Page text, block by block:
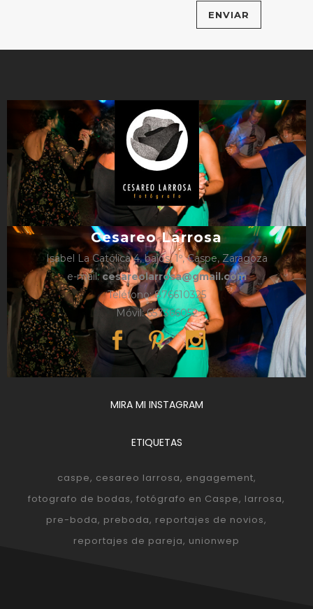
Cesareo Larrosa
Isabel La Católica 4, bajos, 1º, Caspe, Zaragoza
e-mail:cesareolarrosa@gmail.com
Teléfono: 876610325
Móvil: 657366052
MIRA MI INSTAGRAM
ETIQUETAS
caspe cesareo larrosa engagement
fotografo de bodas fotógrafo en Caspe larrosa
pre-boda preboda reportajes de novios
reportajes de pareja unionwep